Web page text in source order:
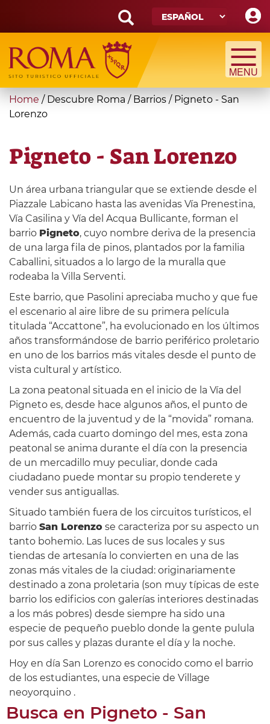
main
content
Search
form
Búsqueda
You
are
Home / Descubre Roma / Barrios / Pigneto - San
Lorenzo
Pigneto - San Lorenzo
Un área urbana triangular que se extiende desde el
Piazzale Labicano hasta las avenidas Vía Prenestina,
Vía Casilina y Vía del Acqua Bullicante, forman el
barrio Pigneto, cuyo nombre deriva de la presencia
de una larga fila de pinos, plantados por la familia
Caballini, situados a lo largo de la muralla que
rodeaba la Villa Serventi.
Este barrio, que Pasolini apreciaba mucho y que fue
el escenario al aire libre de su primera película
titulada “Accattone”, ha evolucionado en los últimos
años transformándose de barrio periférico proletario
en uno de los barrios más vitales desde el punto de
vista cultural y artístico.
La zona peatonal situada en el inicio de la Vía del
Pigneto es, desde hace algunos años, el punto de
encuentro de la juventud y de la “movida” romana.
Además, cada cuarto domingo del mes, esta zona
peatonal se anima durante el día con la presencia
de un mercadillo muy peculiar, donde cada
ciudadano puede montar su propio tenderete y
vender sus antiguallas.
Situado también fuera de los circuitos turísticos, el
barrio San Lorenzo se caracteriza por su aspecto un
tanto bohemio. Las luces de sus locales y sus
tiendas de artesanía lo convierten en una de las
zonas más vitales de la ciudad: originariamente
destinado a zona proletaria (son muy típicas de este
barrio los edificios con galerías interiores destinadas
a los más pobres) desde siempre ha sido una
especie de pequeño pueblo donde la gente pulula
por sus calles y plazas durante el día y la noche.
Hoy en día San Lorenzo es conocido como el barrio
de los estudiantes, una especie de Village
neoyorquino .
Busca en Pigneto - San